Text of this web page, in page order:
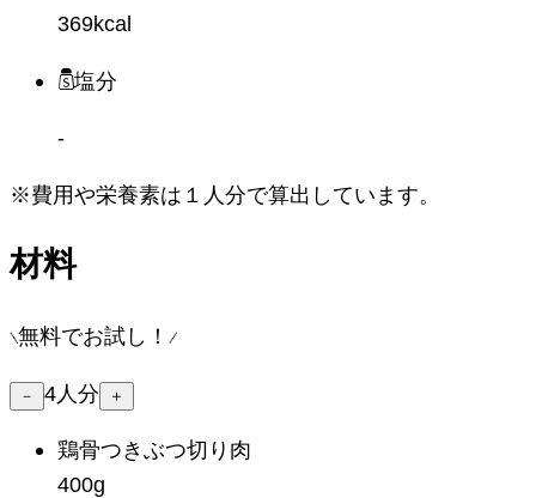
369kcal
塩分
-
※費用や栄養素は １人分で算出しています。
材料
無料でお試し！
－ 4人分 ＋
鶏骨つきぶつ切り肉
400g